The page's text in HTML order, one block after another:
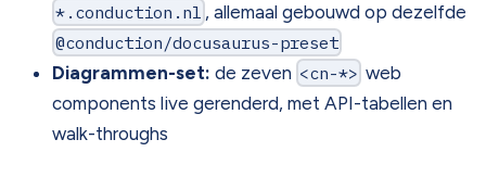
*.conduction.nl , allemaal gebouwd op dezelfde
@conduction/docusaurus-preset
Diagrammen-set: de zeven <cn-*> web
components live gerenderd, met API-tabellen en
walk-throughs